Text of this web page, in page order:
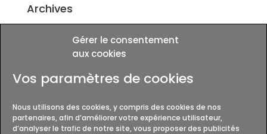
Gérer le consentement
aux cookies
Vos paramètres de cookies
Nous utilisons des cookies, y compris des cookies de nos
partenaires, afin d’améliorer votre expérience utilisateur,
d’analyser le trafic de notre site, vous proposer des publicités
Archives
Catégories
Aucune catégorie
Méta
Connexion
Flux des publications